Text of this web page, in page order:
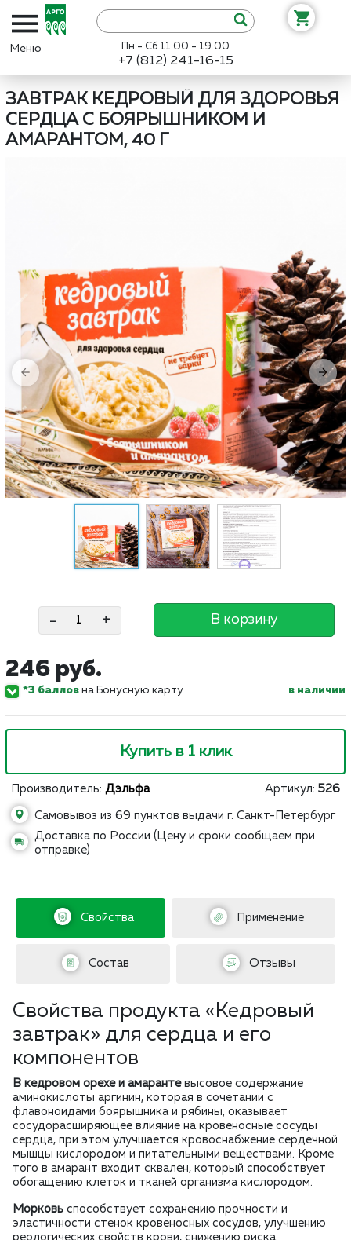
Пн - Сб 11.00 - 19.00
+7 (812) 241-16-15
ЗАВТРАК КЕДРОВЫЙ ДЛЯ ЗДОРОВЬЯ
СЕРДЦА С БОЯРЫШНИКОМ И
АМАРАНТОМ, 40 Г
- + В корзину
246 руб.
*3 баллов на Бонусную карту в наличии
Купить в 1 клик
Производитель: Дэльфа Артикул: 526
Самовывоз из 69 пунктов выдачи г. Санкт-Петербург
Доставка по России (Цену и сроки сообщаем при
отправке)
Свойства Применение
Состав Отзывы
Свойства продукта «Кедровый
завтрак» для сердца и его
компонентов
В кедровом орехе и амарантевысовое содержание
аминокислоты аргинин, которая в сочетании с
флавоноидами боярышника и рябины, оказывает
сосудорасширяющее влияние на кровеносные сосуды
сердца, при этом улучшается кровоснабжение сердечной
мышцы кислородом и питательными веществами. Кроме
того в амарант входит сквален, который способствует
обогащению клеток и тканей организма кислородом.
Морковь способствует сохранению прочности и
эластичности стенок кровеносных сосудов, улучшению
реологических свойств крови, снижению риска